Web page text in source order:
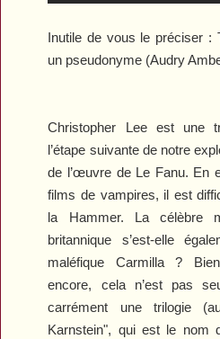
Inutile de vous le préciser :
un pseudonyme (Audry
Christopher Lee est une
l’étape suivante de notre
de l’œuvre de Le Fanu. En
films de vampires, il est
la Hammer. La célèbre
britannique s’est-elle
maléfique Carmilla ?
encore, cela n’est pas
carrément une trilogie
Karnstein", qui est le nom